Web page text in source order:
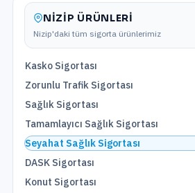
NIZIP ÜRÜNLERI
Nizip'daki tüm sigorta ürünlerimiz
Kasko Sigortası
Zorunlu Trafik Sigortası
Sağlık Sigortası
Tamamlayıcı Sağlık Sigortası
Seyahat Sağlık Sigortası
DASK Sigortası
Konut Sigortası